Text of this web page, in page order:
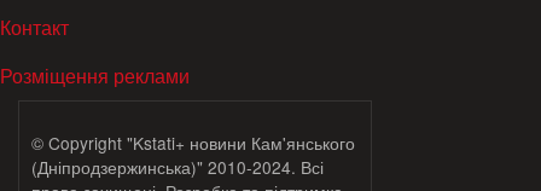
МЕНЮ В ПОДВАЛЕ
Контакт
Розміщення реклами
© Copyright "Kstati+ новини Кам'янського
(Дніпродзержинська)" 2010-2024. Всі